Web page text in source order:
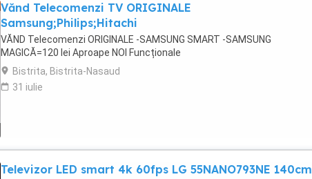
Vănd Telecomenzi TV ORIGINALE
Samsung;Philips;Hitachi
VĂND Telecomenzi ORIGINALE -SAMSUNG SMART -SAMSUNG
MAGICĂ=120 lei Aproape NOI Funcționale
Bistrita, Bistrita-Nasaud
31 iulie
Televizor LED smart 4k 60fps LG 55NANO793NE 140cm